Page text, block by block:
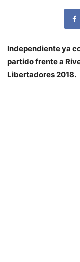
Independiente ya
partido frente a
Libertadores 2018.